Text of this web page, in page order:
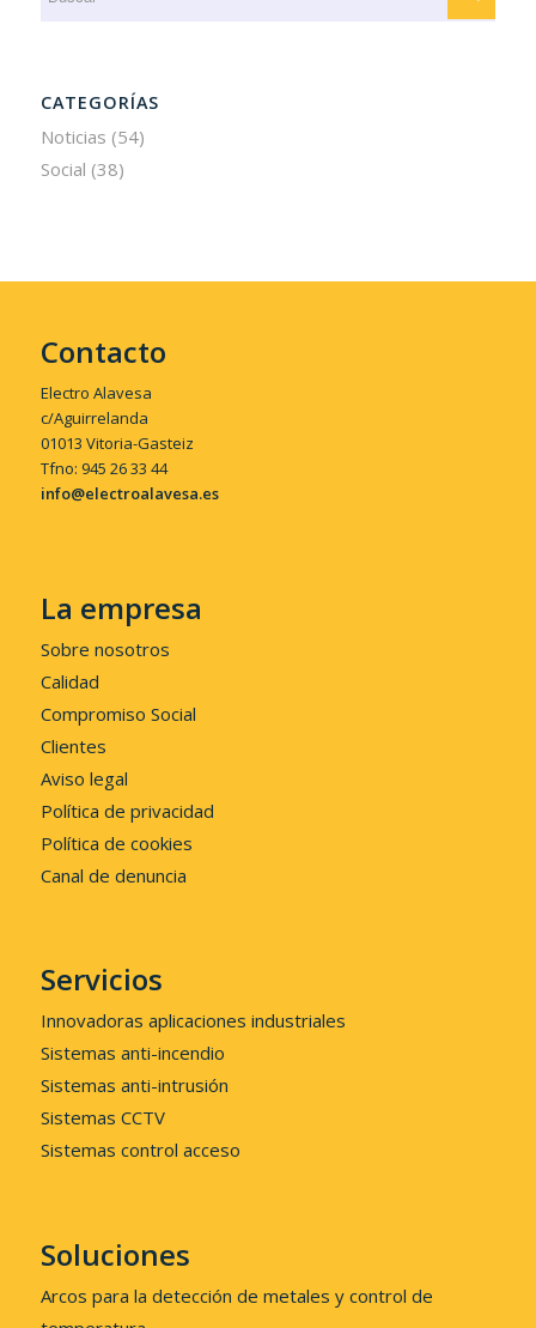
CATEGORÍAS
Noticias (54)
Social (38)
Contacto
Electro Alavesa
c/Aguirrelanda
01013 Vitoria-Gasteiz
Tfno: 945 26 33 44
info@electroalavesa.es
La empresa
Sobre nosotros
Calidad
Compromiso Social
Clientes
Aviso legal
Política de privacidad
Política de cookies
Canal de denuncia
Servicios
Innovadoras aplicaciones industriales
Sistemas anti-incendio
Sistemas anti-intrusión
Sistemas CCTV
Sistemas control acceso
Soluciones
Arcos para la detección de metales y control de